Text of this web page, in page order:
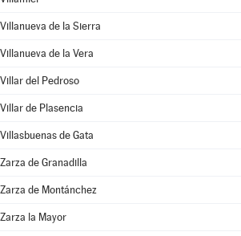
Villanueva de la Sierra
Villanueva de la Vera
Villar del Pedroso
Villar de Plasencia
Villasbuenas de Gata
Zarza de Granadilla
Zarza de Montánchez
Zarza la Mayor